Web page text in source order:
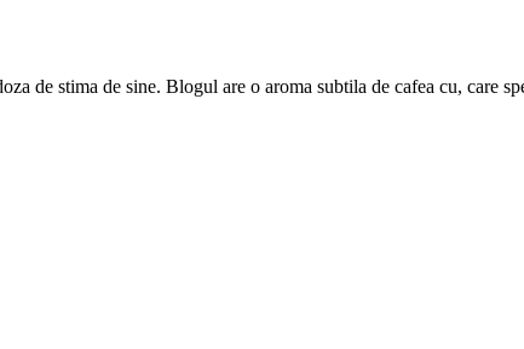
de stima de sine. Blogul are o aroma subtila de cafea cu, care